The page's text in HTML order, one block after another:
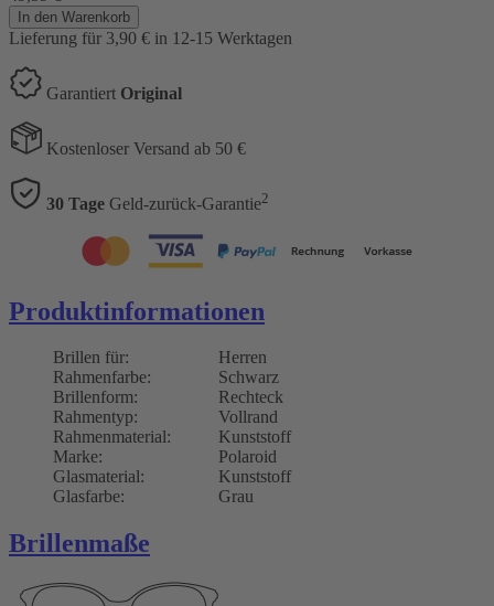
In den Warenkorb
Lieferung für 3,90 € in 12-15 Werktagen
Garantiert Original
Kostenloser Versand ab 50 €
30 Tage Geld-zurück-Garantie2
Produktinformationen
Brillen für:
Herren
Rahmenfarbe:
Schwarz
Brillenform:
Rechteck
Rahmentyp:
Vollrand
Rahmenmaterial:
Kunststoff
Marke:
Polaroid
Glasmaterial:
Kunststoff
Glasfarbe:
Grau
Brillenmaße